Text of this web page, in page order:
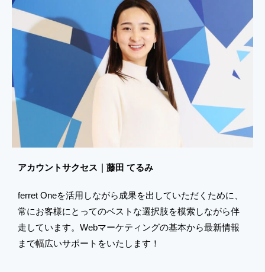
アカウントサクセス｜藤田 てるみ
ferret Oneを活用しながら成果を出していただくために、
常にお客様にとってのベストな選択肢を模索しながら伴
走しています。Webマーケティングの基本から最新情報
まで幅広いサポートをいたします！